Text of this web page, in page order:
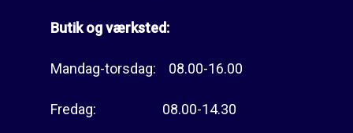
Butik og værksted:
Mandag-torsdag: 08.00-16.00
Fredag: 08.00-14.30